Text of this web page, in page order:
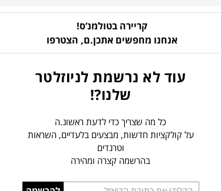
קריירה בטולמנ’ס!
אנחנו מחפשים אתכן.ם, הצטרפו
עוד לא נרשמת לניוזלטר
שלנו?!
כל מה שצריך כדי לדעת ראשונ.ה
על קולקציות חדשות, מבצעים בלעדיים, השראות
וטרנדים
בהרשמה קצרה ומהירה
הכניסו